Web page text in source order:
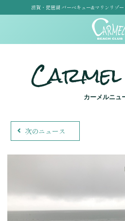
滋賀・琵琶湖 バーベキュー&マリンリゾー
Carmel
カーメルニュ
次のニュース